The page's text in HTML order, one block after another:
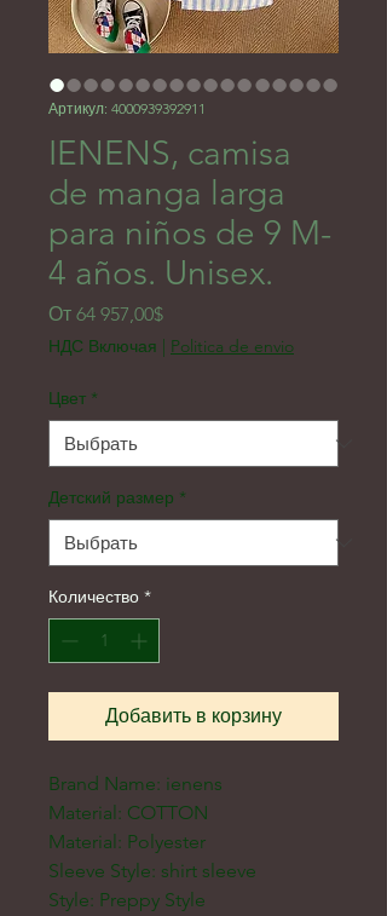
Артикул: 4000939392911
IENENS, camisa
de manga larga
para niños de 9 M-
4 años. Unisex.
От 64 957,00$Спеццена
НДС Включая | Politica de envio
Цвет *
Детский размер *
Количество *
Добавить в корзину
Brand Name: ienens
Material: COTTON
Material: Polyester
Sleeve Style: shirt sleeve
Style: Preppy Style